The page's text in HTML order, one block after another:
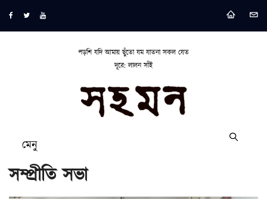
পড়শি যদি আমায় ছুঁতো যম যাতনা সকল যেত
দূরে: লালন সাঁই
মেনু
সম্প্রীতি সভা